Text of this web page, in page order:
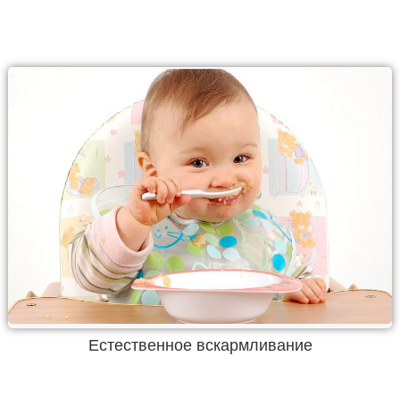
Естественное вскармливание